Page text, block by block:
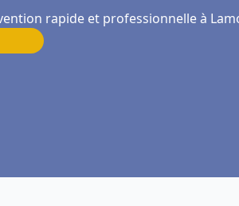
rapide et professionnelle à